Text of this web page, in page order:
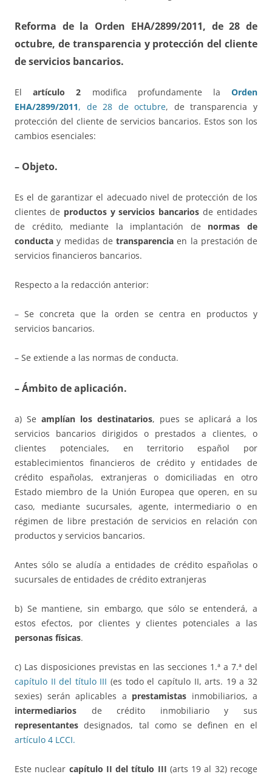
Reforma de la Orden EHA/2899/2011, de 28 de
octubre, de transparencia y protección del cliente
de servicios bancarios.
Elartículo 2 modifica profundamente laOrden
EHA/2899/2011, de 28 de octubre, de transparencia y
protección del cliente de servicios bancarios. Estos son los
cambios esenciales:
– Objeto.
Es el de garantizar el adecuado nivel de protección de los
clientes de productos y servicios bancarios de entidades
de crédito, mediante la implantación de normas de
conductay medidas de transparencia en la prestación de
servicios financieros bancarios.
Respecto a la redacción anterior:
– Se concreta que la orden se centra en productos y
servicios bancarios.
– Se extiende a las normas de conducta.
– Ámbito de aplicación.
a) Se amplían los destinatarios, pues se aplicará a los
servicios bancarios dirigidos o prestados a clientes, o
clientes potenciales, en territorio español por
establecimientos financieros de crédito y entidades de
crédito españolas, extranjeras o domiciliadas en otro
Estado miembro de la Unión Europea que operen, en su
caso, mediante sucursales, agente, intermediario o en
régimen de libre prestación de servicios en relación con
productos y servicios bancarios.
Antes sólo se aludía a entidades de crédito españolas o
sucursales de entidades de crédito extranjeras
b) Se mantiene, sin embargo, que sólo se entenderá, a
estos efectos, por clientes y clientes potenciales a las
personas físicas.
c) Las disposiciones previstas en las secciones 1.ª a 7.ª del
capítulo II del título III (es todo el capítulo II, arts. 19 a 32
sexies) serán aplicables a prestamistas inmobiliarios, a
intermediarios de crédito inmobiliario y sus
representantes designados, tal como se definen en el
artículo 4 LCCI.
Este nuclear capítulo II del título III (arts 19 al 32) recoge